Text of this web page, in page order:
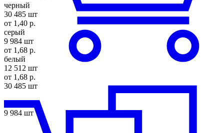
черный
30 485 шт
от 1,40 р.
серый
9 984 шт
от 1,68 р.
белый
12 512 шт
от 1,68 р.
30 485 шт
9 984 шт